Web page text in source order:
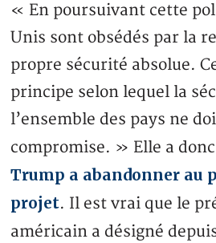
« En poursuivant cette
Unis sont obsédés par la
propre sécurité absolue.
principe selon lequel la
l’ensemble des pays ne
compromise. » Elle a donc
Trump a abandonner au
projet. Il est vrai que le
américain a désigné